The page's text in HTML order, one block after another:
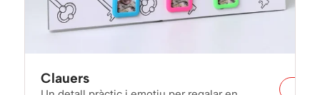
Clauers